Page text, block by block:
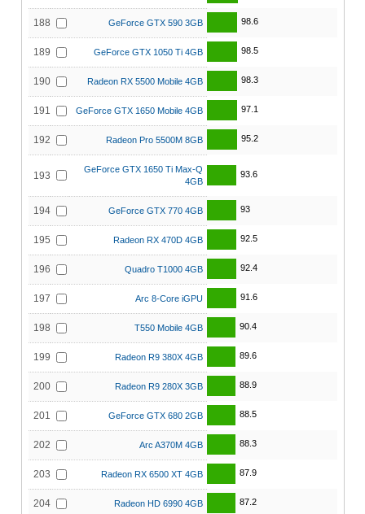
188 GeForce GTX 590 3GB 98.6
189 GeForce GTX 1050 Ti 4GB 98.5
190 Radeon RX 5500 Mobile 4GB 98.3
191 GeForce GTX 1650 Mobile 4GB 97.1
192 Radeon Pro 5500M 8GB 95.2
193
GeForce GTX 1650 Ti Max-Q
4GB
93.6
194 GeForce GTX 770 4GB 93
195 Radeon RX 470D 4GB 92.5
196 Quadro T1000 4GB 92.4
197 Arc 8-Core iGPU 91.6
198 T550 Mobile 4GB 90.4
199 Radeon R9 380X 4GB 89.6
200 Radeon R9 280X 3GB 88.9
201 GeForce GTX 680 2GB 88.5
202 Arc A370M 4GB 88.3
203 Radeon RX 6500 XT 4GB 87.9
204 Radeon HD 6990 4GB 87.2